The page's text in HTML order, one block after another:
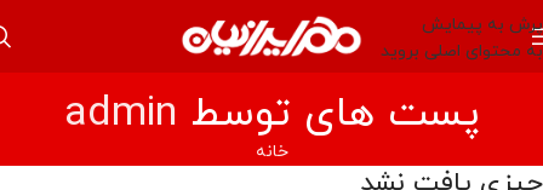
پرش به پیمایش
به محتوای اصلی بروید
پست های توسط admin
خانه